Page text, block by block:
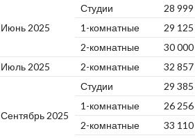
Июнь 2025
Студии 28 999
1-комнатные
29 125
2-комнатные
30 000
Июль 2025
2-комнатные 32 857
Сентябрь 2025
Студии 29 385
1-комнатные
26 256
2-комнатные
33 110